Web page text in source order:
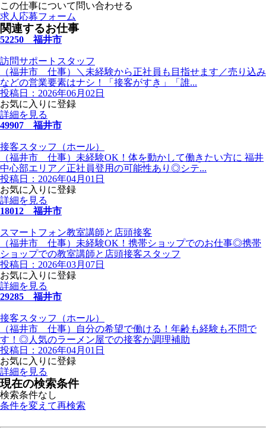
この仕事について問い合わせる
求人応募フォーム
関連するお仕事
52250 福井市
訪問サポートスタッフ
（福井市 仕事）＼未経験から正社員も目指せます／売り込み
などの営業要素はナシ！「接客がすき」「誰...
投稿日：2026年06月02日
お気に入りに登録
詳細を見る
49907 福井市
接客スタッフ（ホール）
（福井市 仕事）未経験OK！体を動かして働きたい方に 福井
中心部エリア／正社員登用の可能性あり◎シテ...
投稿日：2026年04月01日
お気に入りに登録
詳細を見る
18012 福井市
スマートフォン教室講師と店頭接客
（福井市 仕事）未経験OK！携帯ショップでのお仕事◎携帯
ショップでの教室講師と店頭接客スタッフ
投稿日：2026年03月07日
お気に入りに登録
詳細を見る
29285 福井市
接客スタッフ（ホール）
（福井市 仕事）自分の希望で働ける！年齢も経験も不問で
す！◎人気のラーメン屋での接客か調理補助
投稿日：2026年04月01日
お気に入りに登録
詳細を見る
現在の検索条件
検索条件なし
条件を変えて再検索